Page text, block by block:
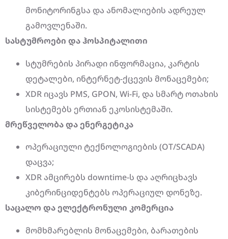
მონიტორინგსა და ანომალიების ადრეულ
გამოვლენაში.
სასტუმროები და ჰოსპიტალითი
სტუმრების პირადი ინფორმაცია, კარტის
დეტალები, ინტერნეტ-ქცევის მონაცემები;
XDR იცავს PMS, GPON, Wi-Fi, და სმარტ ოთახის
სისტემებს ერთიან ეკოსისტემაში.
მრეწველობა და ენერგეტიკა
ოპერაციული ტექნოლოგიების (OT/SCADA)
დაცვა;
XDR ამცირებს downtime-ს და აღრიცხავს
კიბერინციდენტებს ოპერაციულ დონეზე.
საცალო და ელექტრონული კომერცია
მომხმარებლის მონაცემები, ბარათების